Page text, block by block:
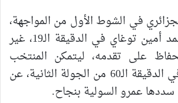
في الشوط الأول من المواجهة،
بهدف اللاعب محمد أمين توغاي في الدقيقة الـ19، غير
على تقدمه، ليتمكن المنتخب
المصري النتيجة في الدقيقة الـ60 من الجولة الثانية، عن
عمرو السولية بنجاح.